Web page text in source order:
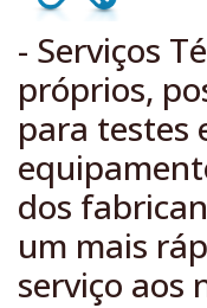
- Serviços
próprios,
para testes
dos
um mais
serviço aos